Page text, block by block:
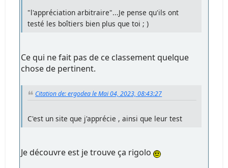
"l'appréciation arbitraire"...Je pense qu'ils ont
testé les boîtiers bien plus que toi ; )
Ce qui ne fait pas de ce classement quelque
chose de pertinent.
Citation de: ergodea le Mai 04, 2023, 08:43:27
C'est un site que j'apprécie , ainsi que leur test
Je découvre est je trouve ça rigolo